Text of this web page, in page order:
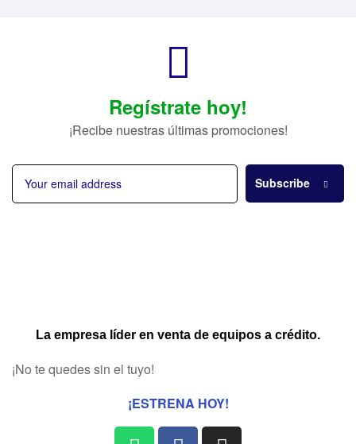
Regístrate hoy!
¡Recibe nuestras últimas promociones!
Subscribe
La empresa líder en venta de equipos a crédito.
¡No te quedes sin el tuyo!
¡ESTRENA HOY!